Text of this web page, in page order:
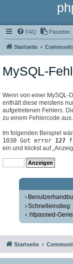
FAQ Pastebin
Startseite
MySQL-
Wenn von einer MySQL-
enthält diese meistens
aufgetretenen Fehlers.
zu einem Fehlercode aus.
Im folgenden Beispiel
1030 Got error 127
ein und klickst auf
Schnelleinstieg
.htpasswd-
Startseite